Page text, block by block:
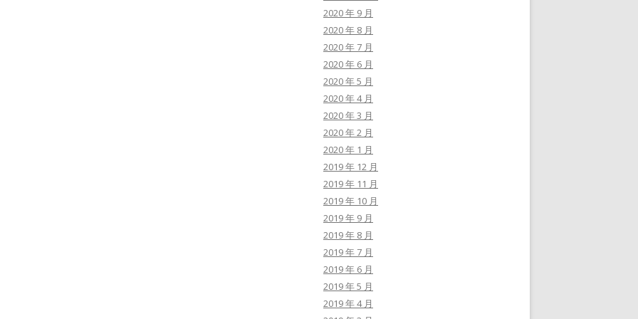
2020 年 9 月
2020 年 8 月
2020 年 7 月
2020 年 6 月
2020 年 5 月
2020 年 4 月
2020 年 3 月
2020 年 2 月
2020 年 1 月
2019 年 12 月
2019 年 11 月
2019 年 10 月
2019 年 9 月
2019 年 8 月
2019 年 7 月
2019 年 6 月
2019 年 5 月
2019 年 4 月